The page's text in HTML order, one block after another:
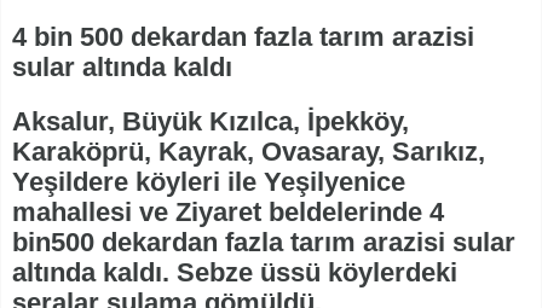
4 bin 500 dekardan fazla tarım arazisi
sular altında kaldı
Aksalur, Büyük Kızılca, İpekköy,
Karaköprü, Kayrak, Ovasaray, Sarıkız,
Yeşildere köyleri ile Yeşilyenice
mahallesi ve Ziyaret beldelerinde 4
bin500 dekardan fazla tarım arazisi sular
altında kaldı. Sebze üssü köylerdeki